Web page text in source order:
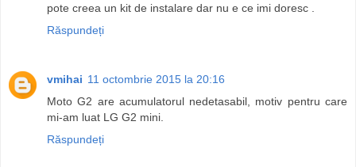
pote creea un kit de instalare dar nu e ce imi doresc .
Răspundeți
vmihai 11 octombrie 2015 la 20:16
Moto G2 are acumulatorul nedetasabil, motiv pentru care
mi-am luat LG G2 mini.
Răspundeți